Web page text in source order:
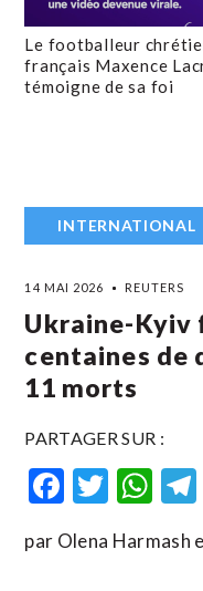
Le footballeur
français Maxence
témoigne de sa foi
INTERNATIONAL
14 MAI 2026 REUTERS
Ukraine-Kyiv
centaines de
11 morts
PARTAGER SUR :
par Olena Harmash